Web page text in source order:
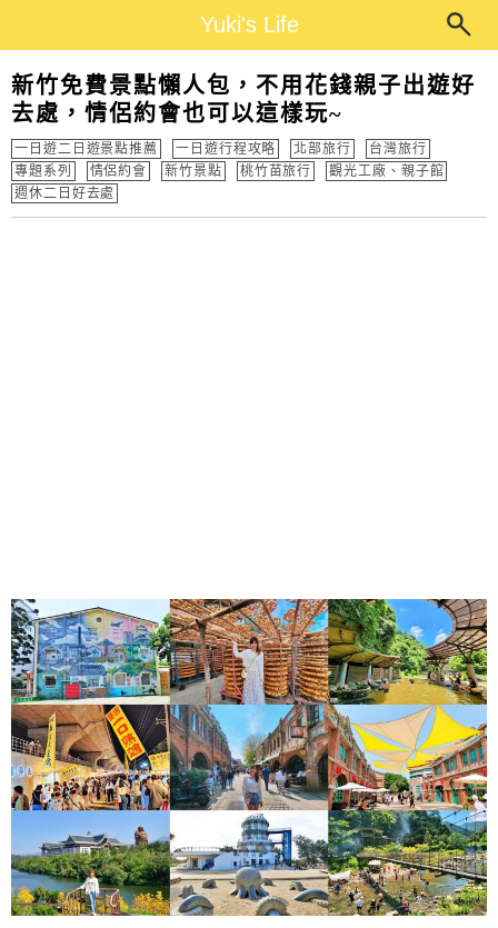
Yuki's Life
新竹免費景點懶人包，不用花錢親子出遊好
去處，情侶約會也可以這樣玩~
一日遊二日遊景點推薦 一日遊行程攻略 北部旅行
台灣旅行
專題系列
情侶約會 新竹景點 桃竹苗旅行
觀光工廠、親子館
週休二日好去處